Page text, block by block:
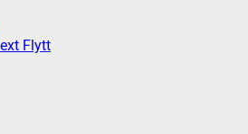
Flytt